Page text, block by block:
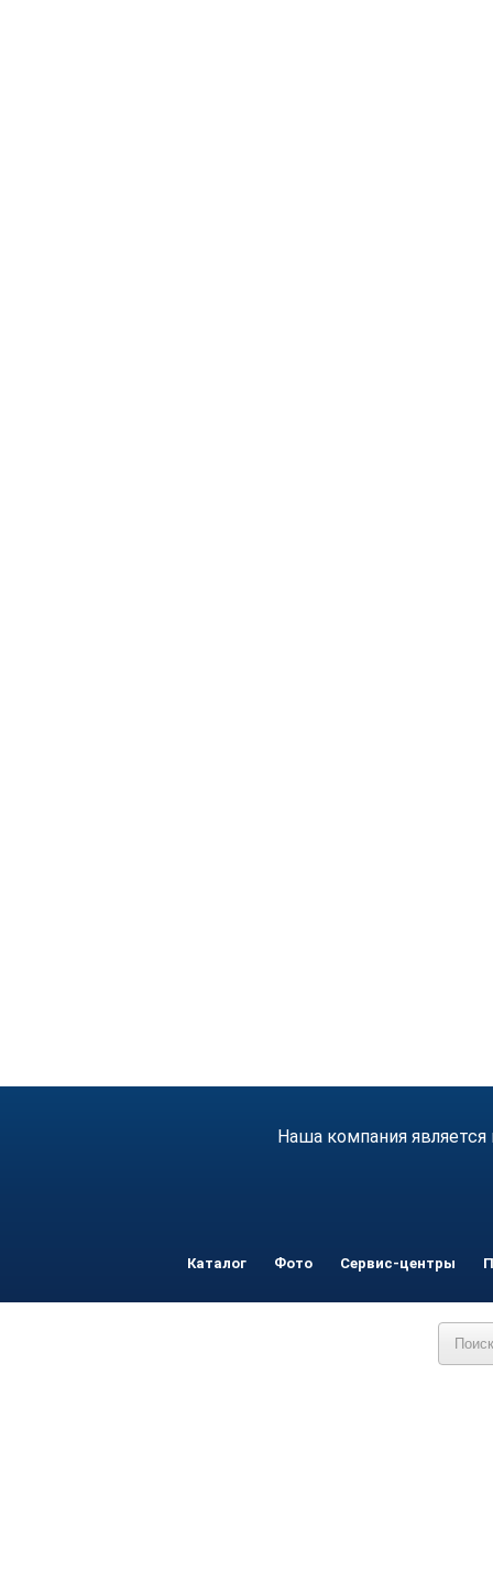
Наша компания
Каталог Фото Сервис-центры